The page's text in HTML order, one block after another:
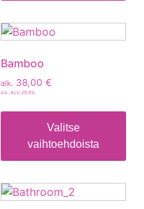
Bamboo
alk. 38,00 €
sis. ALV 25,5%
Valitse
vaihtoehdoista